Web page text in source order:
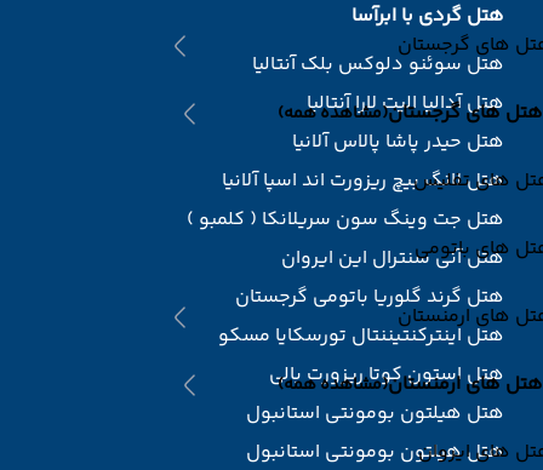
های گرجستان
هتل های گرجستان(مشاهده همه)
های تفلیس
های باتومی
های ارمنستان
هتل های ارمنستان(مشاهده همه)
های ایروان
هتل گردی با ابرآسا
هتل سوئنو دلوکس بلک آنتالیا
هتل آدالیا الیت لارا آنتالیا
هتل حیدر پاشا پالاس آلانیا
هتل لانگ بیچ ریزورت اند اسپا آلانیا
هتل جت وینگ سون سریلانکا ( کلمبو )
هتل آنی سنترال این ایروان
هتل گرند گلوریا باتومی گرجستان
هتل اینترکنتیننتال تورسکایا مسکو
هتل استون کوتا ریزورت بالی
هتل هیلتون بومونتی استانبول
هتل هیلتون بومونتی استانبول